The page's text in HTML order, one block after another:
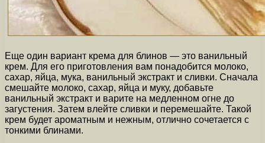
Еще один вариант крема для блинов — это ванильный
крем. Для его приготовления вам понадобится молоко,
сахар, яйца, мука, ванильный экстракт и сливки. Сначала
смешайте молоко, сахар, яйца и муку, добавьте
ванильный экстракт и варите на медленном огне до
загустения. Затем влейте сливки и перемешайте. Такой
крем будет ароматным и нежным, отлично сочетается с
тонкими блинами.